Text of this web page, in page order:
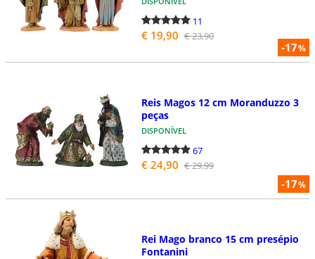
-17%
11
€ 19,90 € 23,90
-17%
Reis Magos 12 cm Moranduzzo 3
peças
DISPONÍVEL
67
€ 24,90 € 29,99
Rei Mago branco 15 cm presépio
Fontanini